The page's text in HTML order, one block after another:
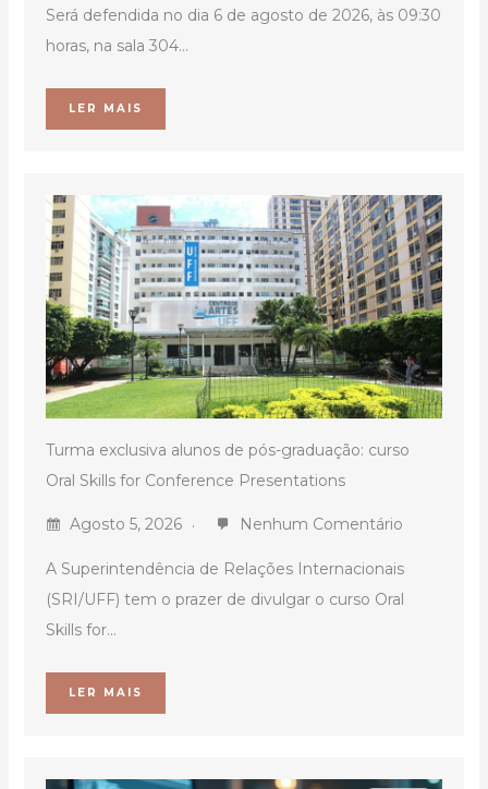
Será defendida no dia 6 de agosto de 2026, às 09:30
horas, na sala 304...
LER MAIS
Turma exclusiva alunos de pós-graduação: curso
Oral Skills for Conference Presentations
Agosto 5, 2026 Nenhum Comentário
A Superintendência de Relações Internacionais
(SRI/UFF) tem o prazer de divulgar o curso Oral
Skills for...
LER MAIS